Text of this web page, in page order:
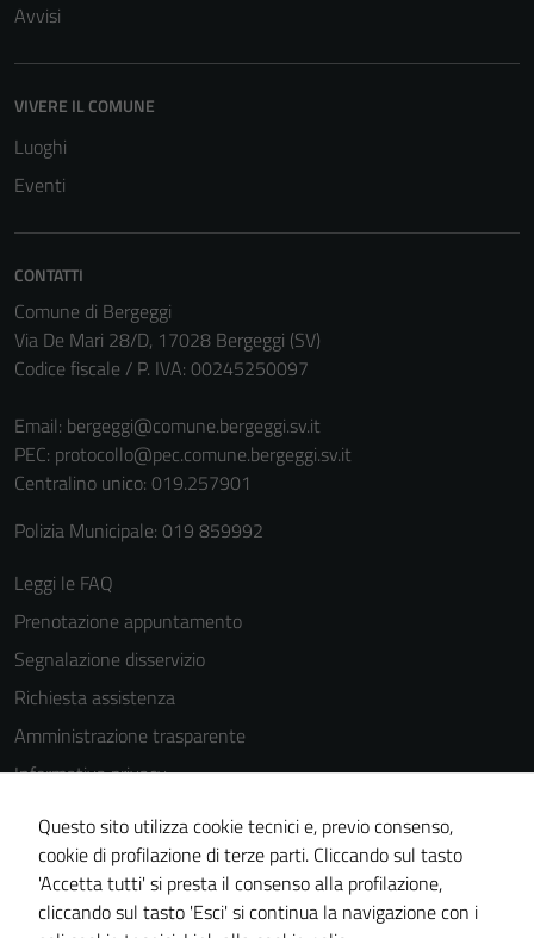
Avvisi
VIVERE IL COMUNE
Luoghi
Eventi
CONTATTI
Comune di Bergeggi
Via De Mari 28/D, 17028 Bergeggi (SV)
Codice fiscale / P. IVA: 00245250097
Email: bergeggi@comune.bergeggi.sv.it
PEC: protocollo@pec.comune.bergeggi.sv.it
Centralino unico: 019.257901
Polizia Municipale: 019 859992
Leggi le FAQ
Prenotazione appuntamento
Segnalazione disservizio
Richiesta assistenza
Amministrazione trasparente
Informativa privacy
Cookie Policy
Note legali
Dichiarazione di accessibilità
Piano di miglioramento del sito
Questo sito utilizza cookie tecnici e, previo consenso,
cookie di profilazione di terze parti. Cliccando sul tasto
'Accetta tutti' si presta il consenso alla profilazione,
cliccando sul tasto 'Esci' si continua la navigazione con i
Tecnici
Questi cookie
sono necessari
per il